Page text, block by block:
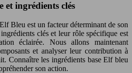
et ingrédients clés
Bleu est un facteur déterminant de son
clés et leur rôle spécifique est
éclairée. Nous allons maintenant
et analyser leur contribution à
Connaître les ingrédients base Elf bleu
son action.